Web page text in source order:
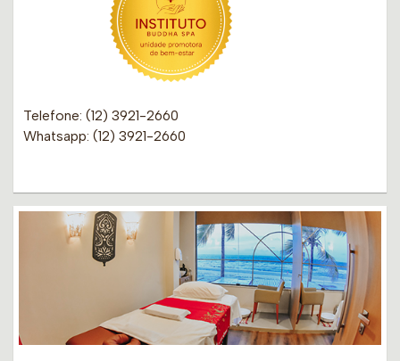
Telefone: (12) 3921-2660
Whatsapp: (12) 3921-2660